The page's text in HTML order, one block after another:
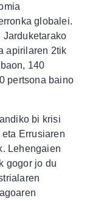
globalei.
Jarduketarako
apirilaren 2tik
140
pertsona baino
bi krisi
Errusiaren
Lehengaien
gogor jo du